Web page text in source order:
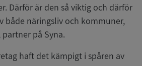
Därför är den så viktig och därför
både näringsliv och kommuner,
på Syna.
haft det kämpigt i spåren av